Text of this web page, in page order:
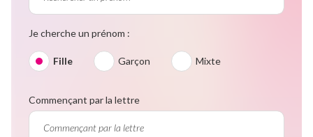
Je cherche un prénom :
Fille Garçon Mixte
Commençant par la lettre